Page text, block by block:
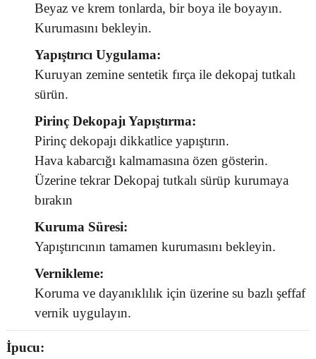
Beyaz ve krem tonlarda, bir boya ile boyayın.
Kurumasını bekleyin.
Yapıştırıcı Uygulama:
Kuruyan zemine sentetik fırça ile dekopaj tutkalı
sürün.
Pirinç Dekopajı Yapıştırma:
Pirinç dekopajı dikkatlice yapıştırın.
Hava kabarcığı kalmamasına özen gösterin.
Üzerine tekrar Dekopaj tutkalı sürüp kurumaya
bırakın
Kuruma Süresi:
Yapıştırıcının tamamen kurumasını bekleyin.
Vernikleme:
Koruma ve dayanıklılık için üzerine su bazlı şeffaf
vernik uygulayın.
İpucu: